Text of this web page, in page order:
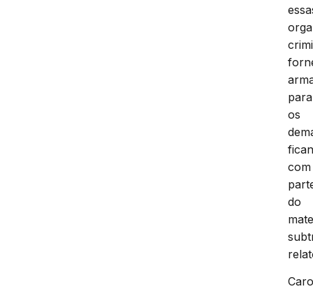
para
os
com
do